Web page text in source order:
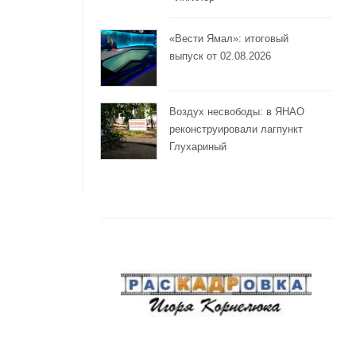
«Вести Ямал»: итоговый
выпуск от 02.08.2026
Воздух несвободы: в ЯНАО
реконструировали лагпункт
Глухариный